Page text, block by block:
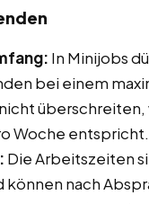
In Minijobs
bei einem
überschreiten,
Woche entspricht.
Die Arbeitszeiten
können nach